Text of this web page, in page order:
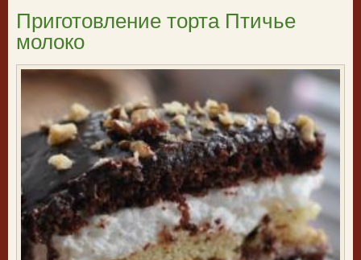
Приготовление торта Птичье
молоко